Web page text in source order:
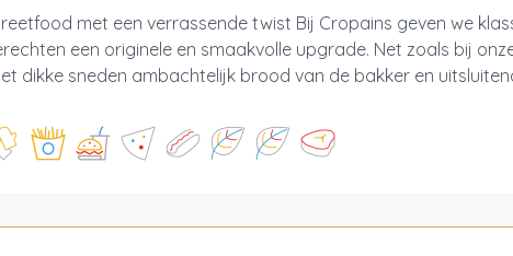
met een verrassende twist Bij Cropains geven we
een originele en smaakvolle upgrade. Net zoals bij
dikke sneden ambachtelijk brood van de bakker en